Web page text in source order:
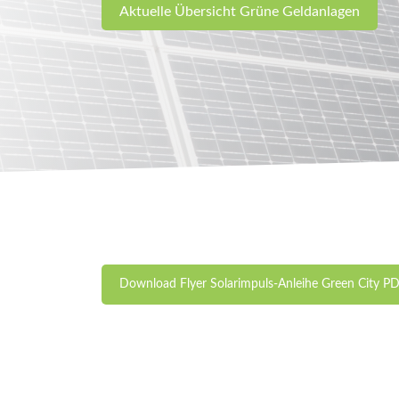
Aktuelle Übersicht Grüne Geldanlagen
Download Flyer Solarimpuls-Anleihe Green City